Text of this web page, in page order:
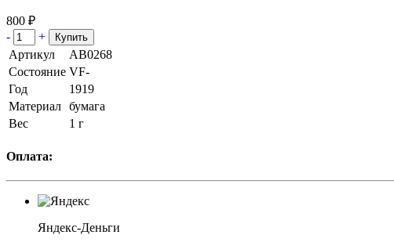
800 ₽
-
+
Артикул
АВ0268
Состояние VF-
Год
1919
Материал бумага
Вес
1 г
Оплата:
Яндекс-Деньги